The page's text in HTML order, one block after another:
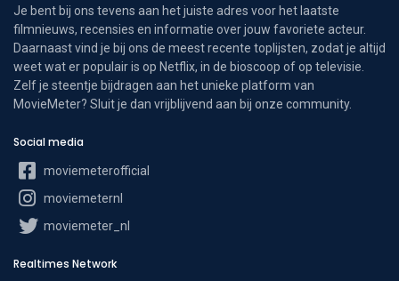
Je bent bij ons tevens aan het juiste adres voor het laatste
filmnieuws, recensies en informatie over jouw favoriete acteur.
Daarnaast vind je bij ons de meest recente toplijsten, zodat je altijd
weet wat er populair is op Netflix, in de bioscoop of op televisie.
Zelf je steentje bijdragen aan het unieke platform van
MovieMeter? Sluit je dan vrijblijvend aan bij onze community.
Social media
moviemeterofficial
moviemeternl
moviemeter_nl
Realtimes Network